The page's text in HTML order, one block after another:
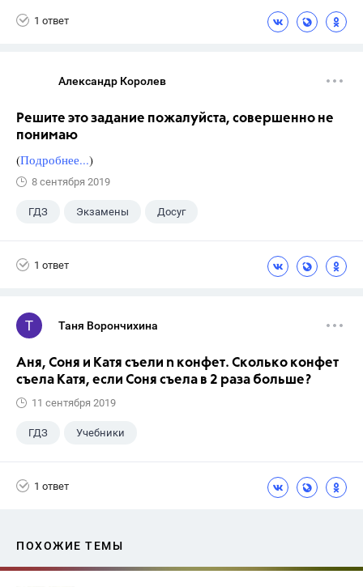
1 ответ
Александр Королев
Решите это задание пожалуйста, совершенно не
понимаю
(Подробнее...)
8 сентября 2019
ГДЗ Экзамены Досуг
1 ответ
Таня Ворончихина
Аня, Соня и Катя съели n конфет. Сколько конфет
съела Катя, если Соня съела в 2 раза больше?
11 сентября 2019
ГДЗ Учебники
1 ответ
ПОХОЖИЕ ТЕМЫ